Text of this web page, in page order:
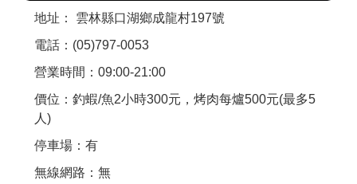
地址： 雲林縣口湖鄉成龍村197號
電話：(05)797-0053
營業時間：09:00-21:00
價位：釣蝦/魚2小時300元，烤肉每爐500元(最多5
人)
停車場：有
無線網路：無